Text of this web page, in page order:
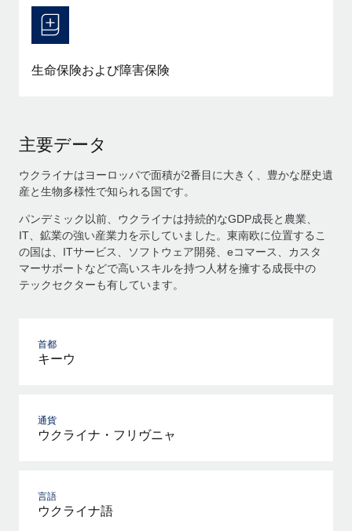
生命保険および障害保険
主要データ
ウクライナはヨーロッパで面積が2番目に大きく、豊かな歴史遺
産と生物多様性で知られる国です。
パンデミック以前、ウクライナは持続的なGDP成長と農業、
IT、鉱業の強い産業力を示していました。東南欧に位置するこ
の国は、ITサービス、ソフトウェア開発、eコマース、カスタ
マーサポートなどで高いスキルを持つ人材を擁する成長中の
テックセクターも有しています。
首都
キーウ
通貨
ウクライナ・フリヴニャ
言語
ウクライナ語